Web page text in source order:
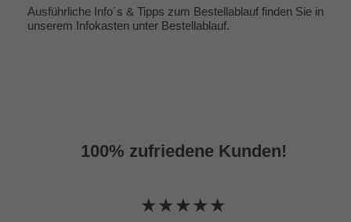
Ausführliche Info´s & Tipps zum Bestellablauf finden Sie in
unserem Infokasten unter Bestellablauf.
100% zufriedene Kunden!
★★★★★